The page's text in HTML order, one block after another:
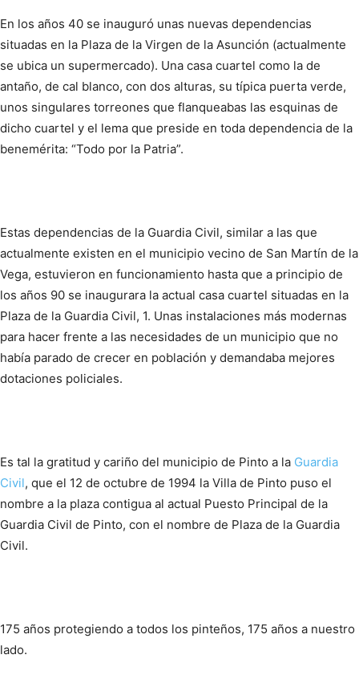
En los años 40 se inauguró unas nuevas dependencias
situadas en la Plaza de la Virgen de la Asunción (actualmente
se ubica un supermercado). Una casa cuartel como la de
antaño, de cal blanco, con dos alturas, su típica puerta verde,
unos singulares torreones que flanqueabas las esquinas de
dicho cuartel y el lema que preside en toda dependencia de la
benemérita: “Todo por la Patria”.
Estas dependencias de la Guardia Civil, similar a las que
actualmente existen en el municipio vecino de San Martín de la
Vega, estuvieron en funcionamiento hasta que a principio de
los años 90 se inaugurara la actual casa cuartel situadas en la
Plaza de la Guardia Civil, 1. Unas instalaciones más modernas
para hacer frente a las necesidades de un municipio que no
había parado de crecer en población y demandaba mejores
dotaciones policiales.
Es tal la gratitud y cariño del municipio de Pinto a la Guardia
Civil, que el 12 de octubre de 1994 la Villa de Pinto puso el
nombre a la plaza contigua al actual Puesto Principal de la
Guardia Civil de Pinto, con el nombre de Plaza de la Guardia
Civil.
175 años protegiendo a todos los pinteños, 175 años a nuestro
lado.